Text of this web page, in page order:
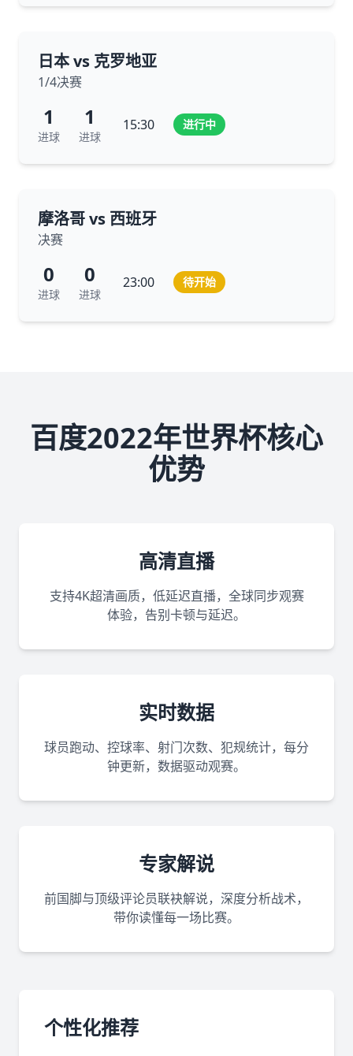
日本 vs 克罗地亚
1/4决赛
1
进球
1
进球
15:30 进行中
摩洛哥 vs 西班牙
决赛
0
进球
0
进球
23:00 待开始
百度2022年世界杯核心
优势
高清直播
支持4K超清画质，低延迟直播，全球同步观赛
体验，告别卡顿与延迟。
实时数据
球员跑动、控球率、射门次数、犯规统计，每分
钟更新，数据驱动观赛。
专家解说
前国脚与顶级评论员联袂解说，深度分析战术，
带你读懂每一场比赛。
个性化推荐